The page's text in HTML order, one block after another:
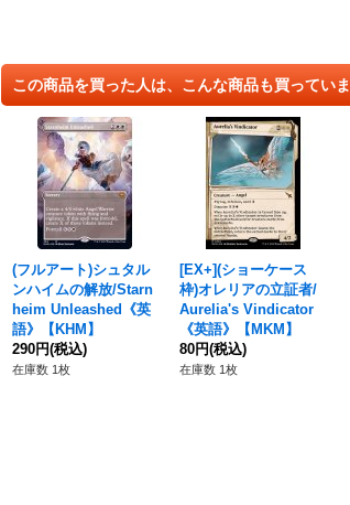
この商品を買った人は、こんな商品も買ってい
(フルアート)シュタル
ンハイムの解放/Starn
heim Unleashed《英
語》【KHM】
290円(税込)
在庫数 1枚
[EX+](ショーケース
枠)オレリアの立証者/
Aurelia's Vindicator
《英語》【MKM】
80円(税込)
在庫数 1枚